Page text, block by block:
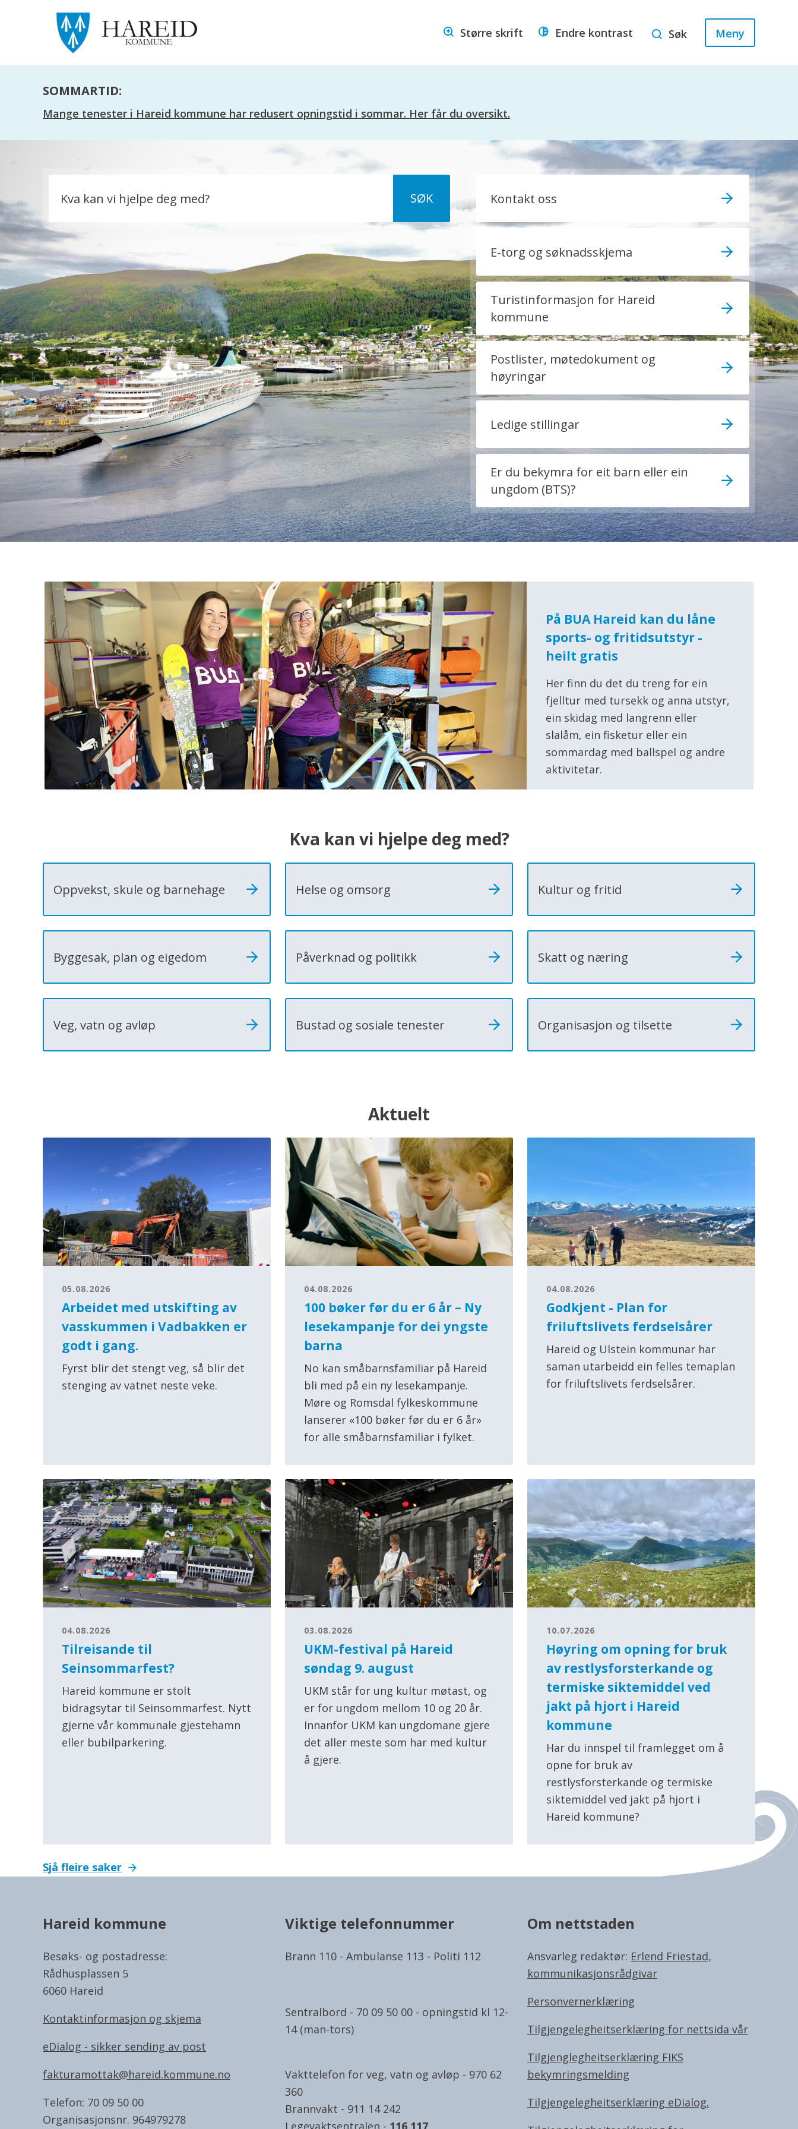
Større skrift Endre kontrast Søk Meny
SOMMARTID:
Mange tenester i Hareid kommune har redusert opningstid i sommar. Her får du oversikt.
Kontakt oss
E-torg og søknadsskjema
Turistinformasjon for Hareid
kommune
Postlister, møtedokument og
høyringar
Ledige stillingar
Er du bekymra for eit barn eller ein
ungdom (BTS)?
På BUA Hareid kan du låne
sports- og fritidsutstyr -
heilt gratis
Her finn du det du treng for ein
fjelltur med tursekk og anna utstyr,
ein skidag med langrenn eller
slalåm, ein fisketur eller ein
sommardag med ballspel og andre
aktivitetar.
Kva kan vi hjelpe deg med?
Oppvekst, skule og barnehage Helse og omsorg Kultur og fritid
Byggesak, plan og eigedom Påverknad og politikk Skatt og næring
Veg, vatn og avløp Bustad og sosiale tenester Organisasjon og tilsette
Aktuelt
05.08.2026
Arbeidet med utskifting av
vasskummen i Vadbakken er
godt i gang.
Fyrst blir det stengt veg, så blir det
stenging av vatnet neste veke.
04.08.2026
100 bøker før du er 6 år – Ny
lesekampanje for dei yngste
barna
No kan småbarnsfamiliar på Hareid
bli med på ein ny lesekampanje.
Møre og Romsdal fylkeskommune
lanserer «100 bøker før du er 6 år»
for alle småbarnsfamiliar i fylket.
04.08.2026
Godkjent - Plan for
friluftslivets ferdselsårer
Hareid og Ulstein kommunar har
saman utarbeidd ein felles temaplan
for friluftslivets ferdselsårer.
04.08.2026
Tilreisande til
Seinsommarfest?
Hareid kommune er stolt
bidragsytar til Seinsommarfest. Nytt
gjerne vår kommunale gjestehamn
eller bubilparkering.
03.08.2026
UKM-festival på Hareid
søndag 9. august
UKM står for ung kultur møtast, og
er for ungdom mellom 10 og 20 år.
Innanfor UKM kan ungdomane gjere
det aller meste som har med kultur
å gjere.
10.07.2026
Høyring om opning for bruk
av restlysforsterkande og
termiske siktemiddel ved
jakt på hjort i Hareid
kommune
Har du innspel til framlegget om å
opne for bruk av
restlysforsterkande og termiske
siktemiddel ved jakt på hjort i
Hareid kommune?
Sjå fleire saker
Hareid kommune
Besøks- og postadresse:
Rådhusplassen 5
6060 Hareid
Kontaktinformasjon og skjema
eDialog - sikker sending av post
fakturamottak@hareid.kommune.no
Telefon: 70 09 50 00
Organisasjonsnr. 964979278
Viktige telefonnummer
Brann 110 - Ambulanse 113 - Politi 112
Sentralbord - 70 09 50 00 - opningstid kl 12-
14 (man-tors)
Vakttelefon for veg, vatn og avløp - 970 62
360
Brannvakt - 911 14 242
Legevaktsentralen - 116 117
Om nettstaden
Ansvarleg redaktør: Erlend Friestad,
kommunikasjonsrådgivar
Personvernerklæring
Tilgjengelegheitserklæring for nettsida vår
Tilgjenglegheitserklæring FIKS
bekymringsmelding
Tilgjengelegheitserklæring eDialog.